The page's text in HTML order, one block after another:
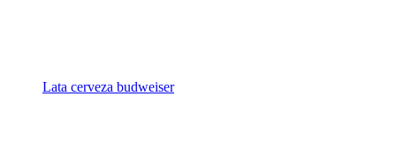
Lata cerveza budweiser